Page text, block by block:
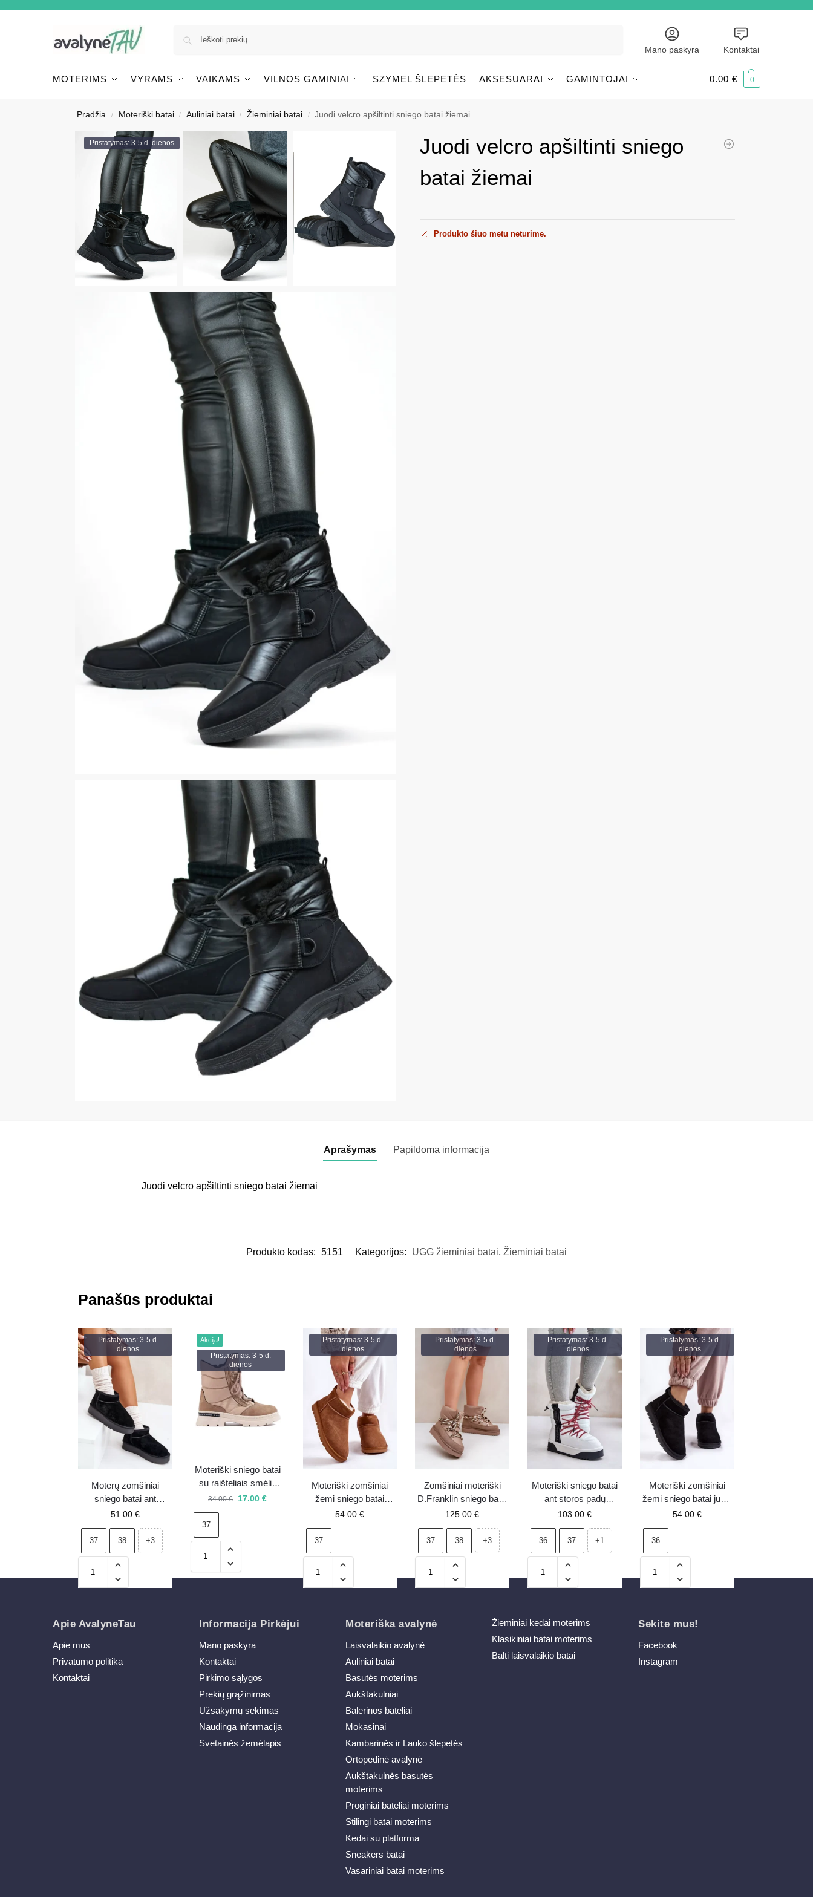
Mano paskyra Kontaktai
MOTERIMS VYRAMS VAIKAMS VILNOS GAMINIAI SZYMEL ŠLEPETĖS AKSESUARAI GAMINTOJAI 0.00 € 0
Pradžia / Moteriški batai / Auliniai batai / Žieminiai batai / Juodi velcro apšiltinti sniego batai žiemai
Pristatymas: 3-5 d. dienos
Juodi velcro apšiltinti sniego
batai žiemai
Produkto šiuo metu neturime.
Aprašymas Papildoma informacija
Juodi velcro apšiltinti sniego batai žiemai
Produkto kodas: 5151 Kategorijos: UGG žieminiai batai, Žieminiai batai
Panašūs produktai
Pristatymas: 3-5 d.
dienos
Moterų zomšiniai
sniego batai ant
platformos Boto
51.00 €
37 38 +3
Akcija!
Pristatymas: 3-5 d.
dienos
Moteriški sniego batai
su raišteliais smėlio
spalvos – 37 –
34.00€ 17.00€
37
Pristatymas: 3-5 d.
dienos
Moteriški zomšiniai
žemi sniego batai
Camel Shelie
54.00€
37
Pristatymas: 3-5 d.
dienos
Zomšiniai moteriški
D.Franklin sniego batai
su storu suvarstymu
125.00€
37 38 +3
Pristatymas: 3-5 d.
dienos
Moteriški sniego batai
ant storos padų
veganiški D.Franklin
103.00€
36 37 +1
Pristatymas: 3-5 d.
dienos
Moteriški zomšiniai
žemi sniego batai juodi
Shelie
54.00 €
36
Apie AvalyneTau
Apie mus
Privatumo politika
Kontaktai
Informacija Pirkėjui
Mano paskyra
Kontaktai
Pirkimo sąlygos
Prekių grąžinimas
Užsakymų sekimas
Naudinga informacija
Svetainės žemėlapis
Moteriška avalynė
Laisvalaikio avalynė
Auliniai batai
Basutės moterims
Aukštakulniai
Balerinos bateliai
Mokasinai
Kambarinės ir Lauko šlepetės
Ortopedinė avalynė
Aukštakulnės basutės
moterims
Proginiai bateliai moterims
Stilingi batai moterims
Kedai su platforma
Sneakers batai
Vasariniai batai moterims
Žieminiai kedai moterims
Klasikiniai batai moterims
Balti laisvalaikio batai
Sekite mus!
Facebook
Instagram